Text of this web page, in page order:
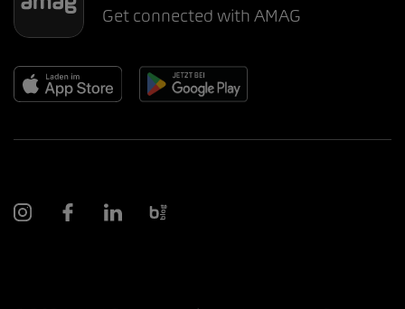
Get connected with AMAG